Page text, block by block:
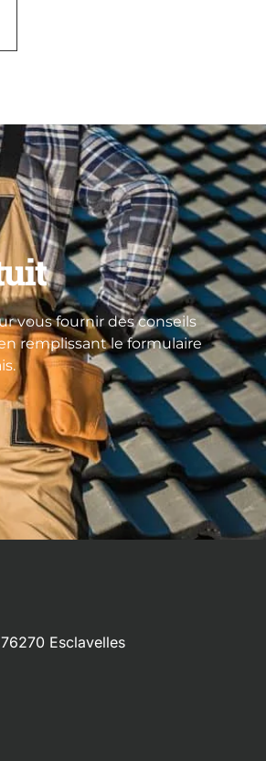
vous fournir des conseils
remplissant le formulaire
Esclavelles